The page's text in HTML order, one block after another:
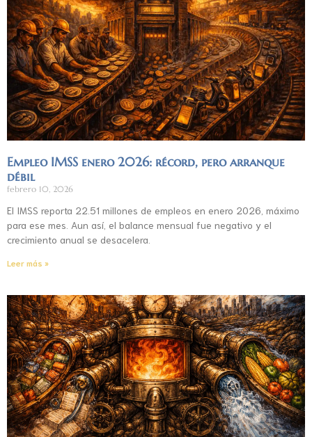
Empleo IMSS enero 2026: récord, pero arranque
débil
febrero 10, 2026
El IMSS reporta 22.51 millones de empleos en enero 2026, máximo
para ese mes. Aun así, el balance mensual fue negativo y el
crecimiento anual se desacelera.
Leer más »